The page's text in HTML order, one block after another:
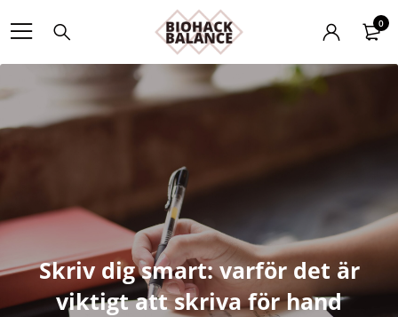
0
Skriv dig smart: varför det är
viktigt att skriva för hand